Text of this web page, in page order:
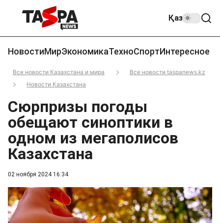
Қаз
НовостиМирЭкономикаТехноСпортИнтересное
Все новости Казахстана и мира
Все новости taspanews.kz
Новости Казахстана
02 ноября 2024 16:34
Сюрпризы погоды
обещают синоптики в
одном из мегаполисов
Казахстана